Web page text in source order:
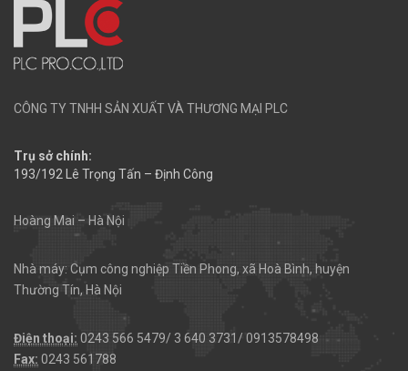
CÔNG TY TNHH SẢN XUẤT VÀ THƯƠNG MẠI PLC
Trụ sở chính:
193/192 Lê Trọng Tấn – Định Công
Hoàng Mai – Hà Nội
Nhà máy: Cụm công nghiệp Tiền Phong, xã Hoà Bình, huyện
Thường Tín, Hà Nội
Điện thoại: 0243 566 5479/ 3 640 3731/ 0913578498
Fax: 0243 561788